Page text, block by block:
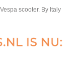
scooter. By Italy